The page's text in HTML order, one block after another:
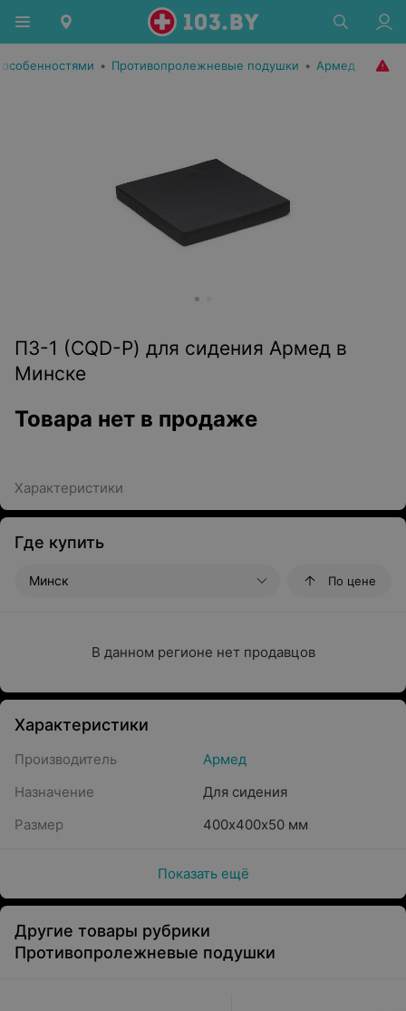
• Противопролежневые подушки • Армед
ПЗ-1 (CQD-P) для сидения Армед в
Минске
Товара нет в продаже
Характеристики
Где купить
Минск По цене
В данном регионе нет продавцов
Характеристики
Производитель
Армед
Назначение
Для сидения
Размер
400х400х50 мм
Показать ещё
Другие товары рубрики
Противопролежневые подушки